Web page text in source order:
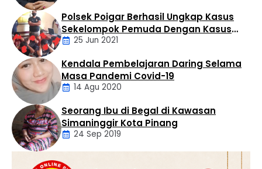
Artikel
Daerah
Polsek Poigar Berhasil Ungkap Kasus
Sekelompok Pemuda Dengan Kasus
Pencabulan
25 Jun 2021
Artikel
Kendala Pembelajaran Daring Selama
Masa Pandemi Covid-19
14 Agu 2020
Daerah
Seorang Ibu di Begal di Kawasan
Simaninggir Kota Pinang
24 Sep 2019